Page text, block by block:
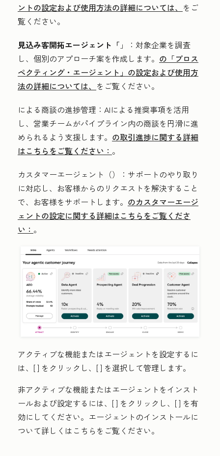
ントの設定および使用方法の詳細については、 をご
覧ください。
見込み客開拓エージェント「 」：対象企業を調査
し、個別のアプローチ案を作成します。 の「プロス
ペクティング・エージェント」の設定および使用方
法の詳細については、 をご覧ください。
による商談の進捗管理：AIによる推奨事項を活用
し、営業チームがパイプライン内の商談を円滑に進
められるよう支援します。 の取引進捗に関する詳細
はこちらをご覧ください： 。
カスタマーエージェント（）：サポートのやり取り
に対応し、お客様からのリクエストを解決すること
で、お客様をサポートします。 のカスタマーエージ
ェントの設定に関する詳細はこちらをご覧くださ
い： 。
アクティブな機能またはエージェントを設定するに
は、[] をクリックし、[] を選択して管理します。
非アクティブな機能またはエージェントをインスト
ールおよび設定するには、[] をクリックし、[] を有
効にしてください。エージェントのインストールに
ついて詳しくはこちらをご覧ください。